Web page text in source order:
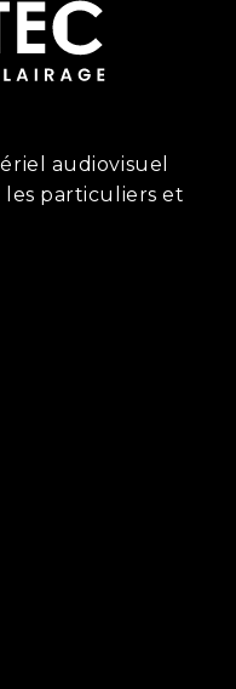
audiovisuel
particuliers et